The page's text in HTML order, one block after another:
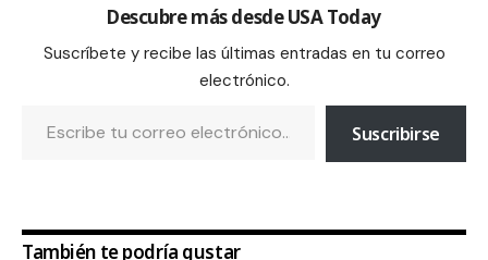
Descubre más desde USA Today
Suscríbete y recibe las últimas entradas en tu correo
electrónico.
Suscribirse
También te podría gustar